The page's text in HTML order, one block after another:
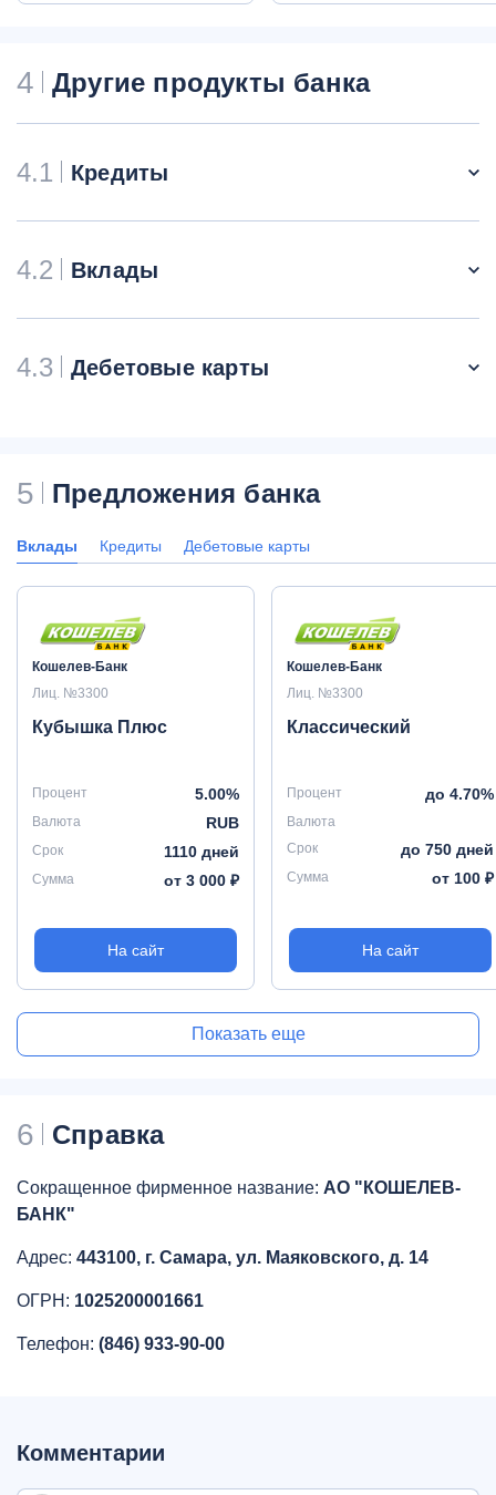
4 Другие продукты банка
4.1 Кредиты
4.2 Вклады
4.3 Дебетовые карты
5 Предложения банка
Вклады Кредиты Дебетовые карты
Кошелев-Банк
Лиц. №3300
Кубышка Плюс
Процент 5.00%
Валюта RUB
Срок 1110 дней
Сумма от 3 000 ₽
На сайт
Кошелев-Банк
Лиц. №3300
Классический
Процент до 4.70%
Валюта
Срок
до 750 дней
Сумма от 100 ₽
На сайт
Показать еще
6 Справка
Сокращенное фирменное название: АО "КОШЕЛЕВ-
БАНК"
Адрес: 443100, г. Самара, ул. Маяковского, д. 14
ОГРН: 1025200001661
Телефон: (846) 933-90-00
Комментарии